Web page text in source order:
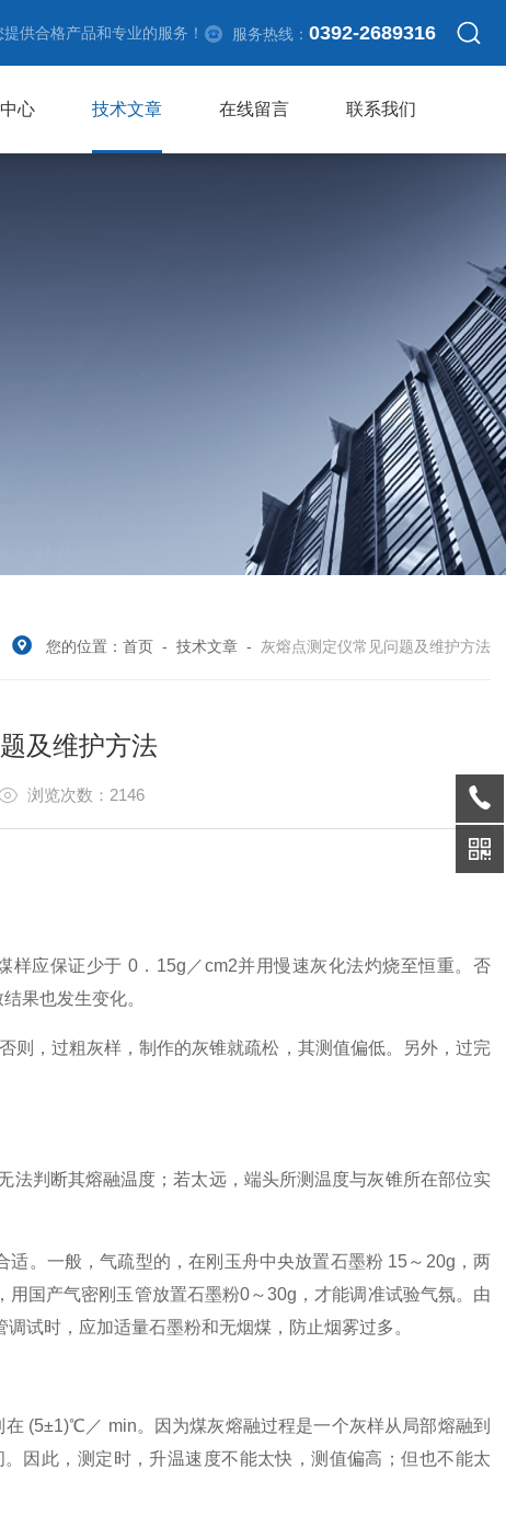
供合格产品和专业的服务！ 服务热线： 0392-2689316
心 技术文章 在线留言 联系我们
您的位置： 首页 - 技术文章 - 灰熔点测定仪常见问题及维护方法
及维护方法
浏览次数：2146
应保证少于 0．15g／cm2并用慢速灰化法灼烧至恒重。否
果也发生变化。
，过粗灰样，制作的灰锥就疏松，其测值偏低。另外，过完
判断其熔融温度；若太远，端头所测温度与灰锥所在部位实
。一般，气疏型的，在刚玉舟中央放置石墨粉 15～20g，两
国产气密刚玉管放置石墨粉0～30g，才能调准试验气氛。由
试时，应加适量石墨粉和无烟煤，防止烟雾过多。
／ min。因为煤灰熔融过程是一个灰样从局部熔融到
因此，测定时，升温速度不能太快，测值偏高；但也不能太